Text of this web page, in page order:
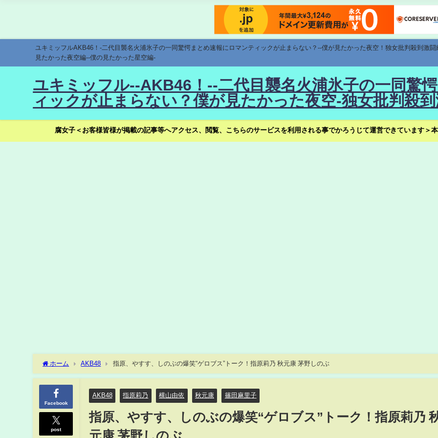
ユキミッフルAKB46！-二代目襲名火浦氷子の一同驚愕まとめ速報にロマンティックが止まらない？--僕が見たかった夜空！独女批判殺到激
見たかった夜空編--僕の見たかった星空編-
ユキミッフル--AKB46！--二代目襲名火浦氷子の一同驚
ィックが止まらない？僕が見たかった夜空-独女批判殺
腐女子＜お客様皆様が掲載の記事等へアクセス、閲覧、こちらのサービスを利用される事でかろうじて運営できています＞
ホーム AKB48 指原、やすす、しのぶの爆笑“ゲロブス”トーク！指原莉乃 秋元康 茅野しのぶ
Facebook
post
AKB48 指原莉乃 横山由依 秋元康 篠田麻里子
指原、やすす、しのぶの爆笑“ゲロブス”トーク！指原莉乃